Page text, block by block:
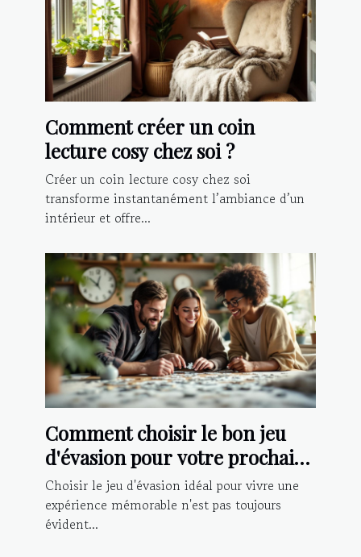
Comment créer un coin
lecture cosy chez soi ?
Créer un coin lecture cosy chez soi
transforme instantanément l’ambiance d’un
intérieur et offre...
Comment choisir le bon jeu
d'évasion pour votre prochaine
aventure ?
Choisir le jeu d'évasion idéal pour vivre une
expérience mémorable n'est pas toujours
évident...